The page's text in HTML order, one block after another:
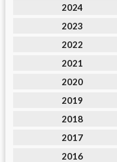
2024
2023
2022
2021
2020
2019
2018
2017
2016